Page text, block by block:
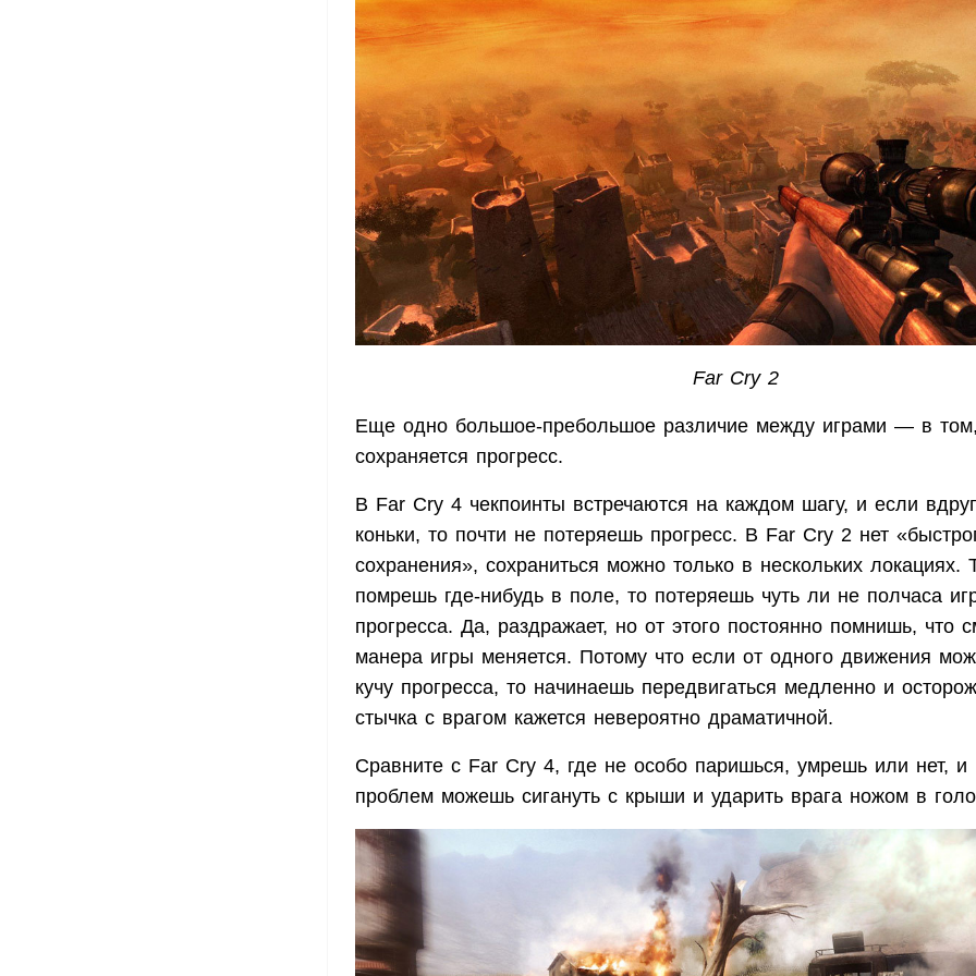
Far Cry 2
Еще одно большое-пребольшое различие между играми — в
сохраняется прогресс.
В Far Cry 4 чекпоинты встречаются на каждом шагу, и если
коньки, то почти не потеряешь прогресс. В Far Cry 2 нет
сохранения», сохраниться можно только в нескольких локациях.
помрешь где-нибудь в поле, то потеряешь чуть ли не полчаса
прогресса. Да, раздражает, но от этого постоянно помнишь, что
манера игры меняется. Потому что если от одного движения
кучу прогресса, то начинаешь передвигаться медленно и
стычка с врагом кажется невероятно драматичной.
Сравните с Far Cry 4, где не особо паришься, умрешь или нет, и
проблем можешь сигануть с крыши и ударить врага ножом в